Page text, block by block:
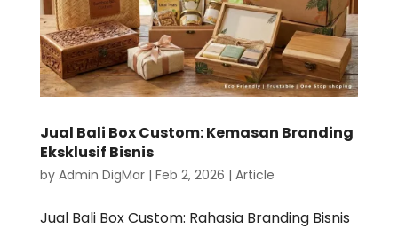
Jual Bali Box Custom: Kemasan Branding
Eksklusif Bisnis
by Admin DigMar| Feb 2, 2026 | Article
Jual Bali Box Custom: Rahasia Branding Bisnis